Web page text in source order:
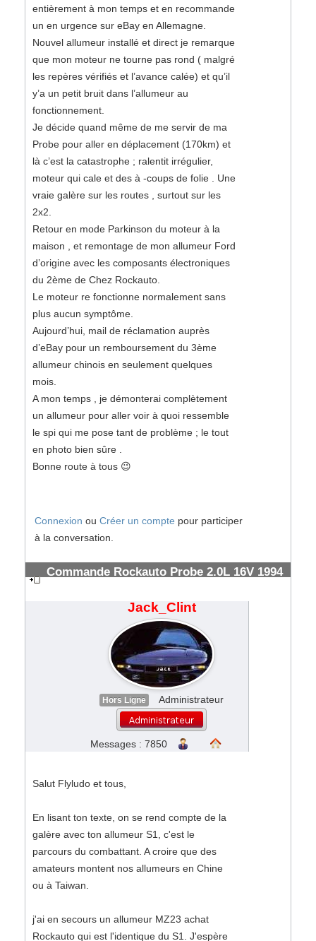
entièrement à mon temps et en recommande
un en urgence sur eBay en Allemagne.
Nouvel allumeur installé et direct je remarque
que mon moteur ne tourne pas rond ( malgré
les repères vérifiés et l’avance calée) et qu’il
y’a un petit bruit dans l’allumeur au
fonctionnement.
Je décide quand même de me servir de ma
Probe pour aller en déplacement (170km) et
là c’est la catastrophe ; ralentit irrégulier,
moteur qui cale et des à -coups de folie . Une
vraie galère sur les routes , surtout sur les
2x2.
Retour en mode Parkinson du moteur à la
maison , et remontage de mon allumeur Ford
d’origine avec les composants électroniques
du 2ème de Chez Rockauto.
Le moteur re fonctionne normalement sans
plus aucun symptôme.
Aujourd’hui, mail de réclamation auprès
d’eBay pour un remboursement du 3ème
allumeur chinois en seulement quelques
mois.
A mon temps , je démonterai complètement
un allumeur pour aller voir à quoi ressemble
le spi qui me pose tant de problème ; le tout
en photo bien sûre .
Bonne route à tous 😉
Connexion ou Créer un compte pour participer
à la conversation.
Commande Rockauto Probe 2.0L 16V 1994
Jack_Clint
Hors Ligne Administrateur
Messages : 7850
Salut Flyludo et tous,
En lisant ton texte, on se rend compte de la
galère avec ton allumeur S1, c'est le
parcours du combattant. A croire que des
amateurs montent nos allumeurs en Chine
ou à Taiwan.
j'ai en secours un allumeur MZ23 achat
Rockauto qui est l'identique du S1. J'espère